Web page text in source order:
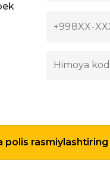
polis rasmiylashtiring